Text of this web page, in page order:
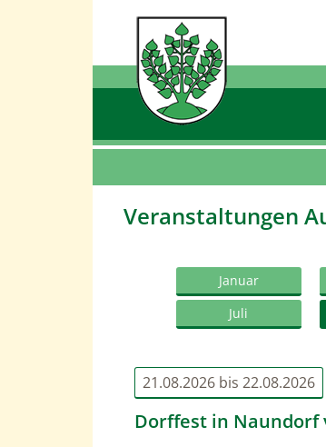
Veranstaltungen
Januar
Juli
21.08.2026 bis 22.08.2026
Dorffest in Naundorf